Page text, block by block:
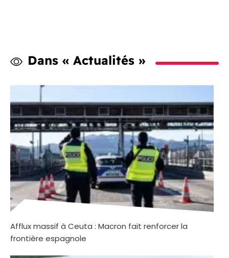
Dans « Actualités »
Afflux massif à Ceuta : Macron fait renforcer la
frontière espagnole